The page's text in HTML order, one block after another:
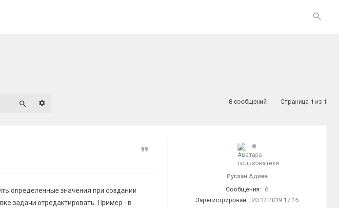
Расширенный поиск 8 сообщений Страница 1 из 1
Руслан Адиев
Сообщения:
6
Зарегистрирован: 20.12.2019 17:16
Цитата
определенные значения при создании
задачи отредактировать. Пример - в